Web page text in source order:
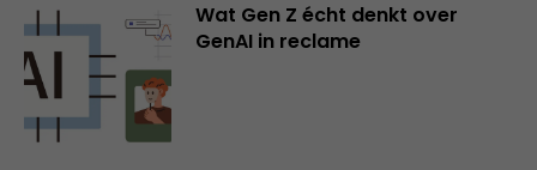
Wat Gen Z écht denkt over
GenAI in reclame